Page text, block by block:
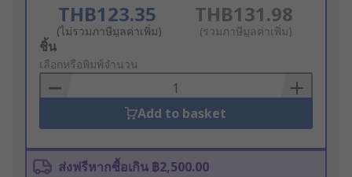
THB123.35
(ไม่รวมภาษีมูลค่าเพิ่ม)
THB131.98
(รวมภาษีมูลค่าเพิ่ม)
Add
to
Basket
ชิ้น
เลือกหรือพิมพ์จำนวน
Add to basket
ส่งฟรีหากซื้อเกิน ฿2,500.00